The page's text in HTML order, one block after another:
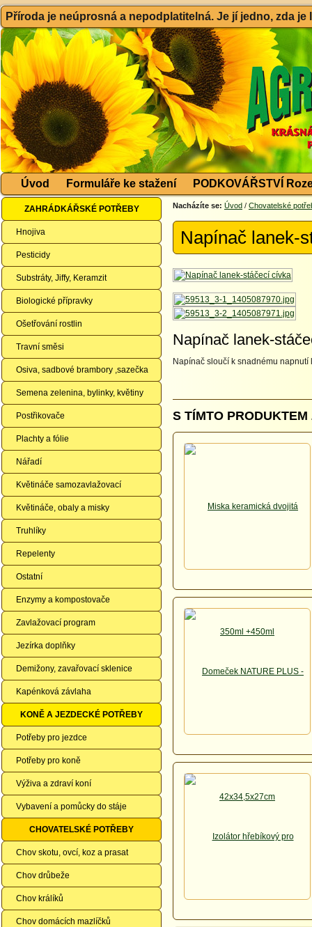
Příroda je neúprosná a nepodplatitelná. Je jí jedno, zda
Úvod Formuláře ke stažení PODKOVÁŘSTVÍ
ZAHRÁDKÁŘSKÉ POTŘEBY
Hnojiva
Pesticidy
Substráty, Jiffy, Keramzit
Biologické přípravky
Ošetřování rostlin
Travní směsi
Osiva, sadbové brambory ,sazečka
Semena zelenina, bylinky, květiny
Postřikovače
Plachty a fólie
Nářadí
Květináče samozavlažovací
Květináče, obaly a misky
Truhlíky
Repelenty
Ostatní
Enzymy a kompostovače
Zavlažovací program
Jezírka doplňky
Demižony, zavařovací sklenice
Kapénková závlaha
KONĚ A JEZDECKÉ POTŘEBY
Potřeby pro jezdce
Potřeby pro koně
Výživa a zdraví koní
Vybavení a pomůcky do stáje
CHOVATELSKÉ POTŘEBY
Chov skotu, ovcí, koz a prasat
Chov drůbeže
Chov králíků
Chov domácích mazlíčků
Nacházíte se: Úvod / Chovatelské
Napínač lanek-
Napínač lanek-
Napínač sloučí k snadnému napnutí
S TÍMTO